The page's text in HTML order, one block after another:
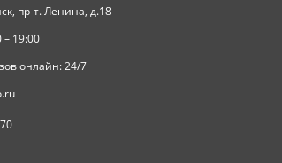
пр-т. Ленина, д.18
19:00
онлайн: 24/7